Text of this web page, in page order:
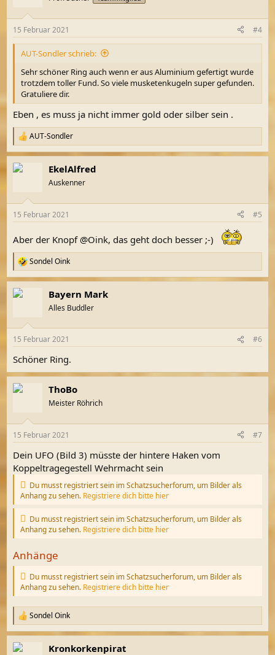
e
n
15 Februar 2021 #4
AUT-Sondler schrieb:
Sehr schöner Ring auch wenn er aus Aluminium gefertigt wurde
trotzdem toller Fund. So viele musketenkugeln super gefunden.
Gratuliere dir.
Eben , es muss ja nicht immer gold oder silber sein .
R
e
a
k
e
:
AUT-Sondler
EkelAlfred
Auskenner
15 Februar 2021 #5
Aber der Knopf @Oink, das geht doch besser ;-)
R
e
a
k
e
:
Sondel Oink
Bayern Mark
Alles Buddler
15 Februar 2021 #6
Schöner Ring.
ThoBo
Meister Röhrich
15 Februar 2021 #7
Dein UFO (Bild 3) müsste der hintere Haken vom
Koppeltragegestell Wehrmacht sein
Du musst registriert sein im Schatzsucherforum, um Bilder als
Anhang zu sehen. Registriere dich bitte hier
Du musst registriert sein im Schatzsucherforum, um Bilder als
Anhang zu sehen. Registriere dich bitte hier
Anhänge
Du musst registriert sein im Schatzsucherforum, um Bilder als
Anhang zu sehen. Registriere dich bitte hier
R
e
a
k
Sondel Oink
Kronkorkenpirat